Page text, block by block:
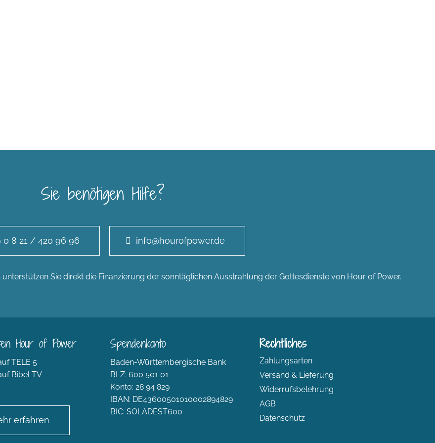
Sie benötigen Hilfe?
0 8 21 / 420 96 96 info@hourofpower.de
Sie direkt die Finanzierung der sonntäglichen Ausstrahlung der Gottesdienste von Hour of Power.
Hour of Power
TELE 5
Bibel TV
erfahren
Spendenkonto
Baden-Württembergische Bank
BLZ: 600 501 01
Konto: 28 94 829
IBAN: DE43600501010002894829
BIC: SOLADEST600
Rechtliches
Zahlungsarten
Versand & Lieferung
Widerrufsbelehrung
AGB
Datenschutz